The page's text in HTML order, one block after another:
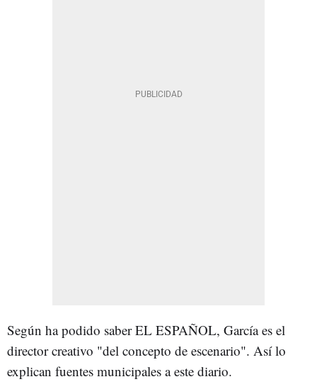
Según ha podido saber EL ESPAÑOL, García es el
director creativo "del concepto de escenario". Así lo
explican fuentes municipales a este diario.